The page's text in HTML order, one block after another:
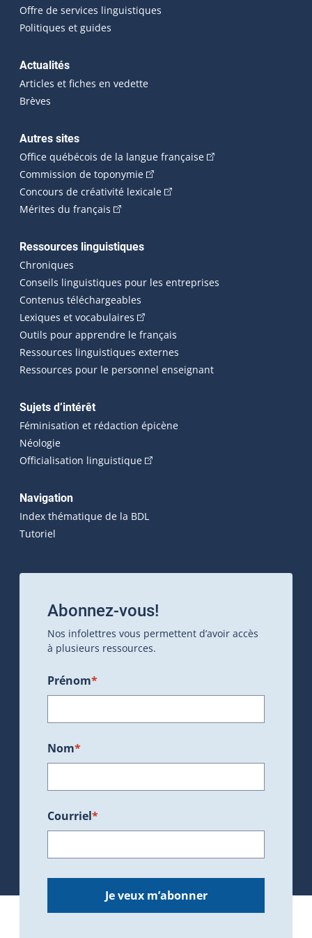
Offre de services linguistiques
Politiques et guides
Actualités
Articles et fiches en vedette
Brèves
Autres sites
Office québécois de la langue française(Cet hyperlien
Commission de toponymie(Cet hyperlien externe s'ouvrira
Concours de créativité lexicale(Cet hyperlien externe
Mérites du français (Cet hyperlien externe s'ouvrira dans une
Ressources linguistiques
Chroniques
Conseils linguistiques pour les entreprises
Contenus téléchargeables
Lexiques et vocabulaires (Cet hyperlien externe s'ouvrira
Outils pour apprendre le français
Ressources linguistiques externes
Ressources pour le personnel enseignant
Sujets d’intérêt
Féminisation et rédaction épicène
Néologie
Officialisation linguistique(Cet hyperlien externe s'ouvrira
Navigation
Index thématique de la BDL
Tutoriel
Abonnez-vous!
Nos infolettres vous permettent d’avoir accès
à plusieurs ressources.
Prénom*
Nom*
Courriel*
Je veux m’abonner